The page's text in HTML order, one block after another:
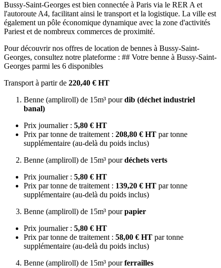
Bussy-Saint-Georges est bien connectée à Paris via le RER A et
l'autoroute A4, facilitant ainsi le transport et la logistique. La ville est
également un pôle économique dynamique avec la zone d'activités
Pariest et de nombreux commerces de proximité.
Pour découvrir nos offres de location de bennes à Bussy-Saint-
Georges, consultez notre plateforme : ## Votre benne à Bussy-Saint-
Georges parmi les 6 disponibles
Transport à partir de 220,40 € HT
Benne (ampliroll) de 15m³ pourdib (déchet industriel
banal)
Prix journalier : 5,80 € HT
Prix par tonne de traitement : 208,80 € HT par tonne
supplémentaire (au-delà du poids inclus)
Benne (ampliroll) de 15m³ pourdéchets verts
Prix journalier : 5,80 € HT
Prix par tonne de traitement : 139,20 € HT par tonne
supplémentaire (au-delà du poids inclus)
Benne (ampliroll) de 15m³ pourpapier
Prix journalier : 5,80 € HT
Prix par tonne de traitement : 58,00 € HT par tonne
supplémentaire (au-delà du poids inclus)
Benne (ampliroll) de 15m³ pourferrailles